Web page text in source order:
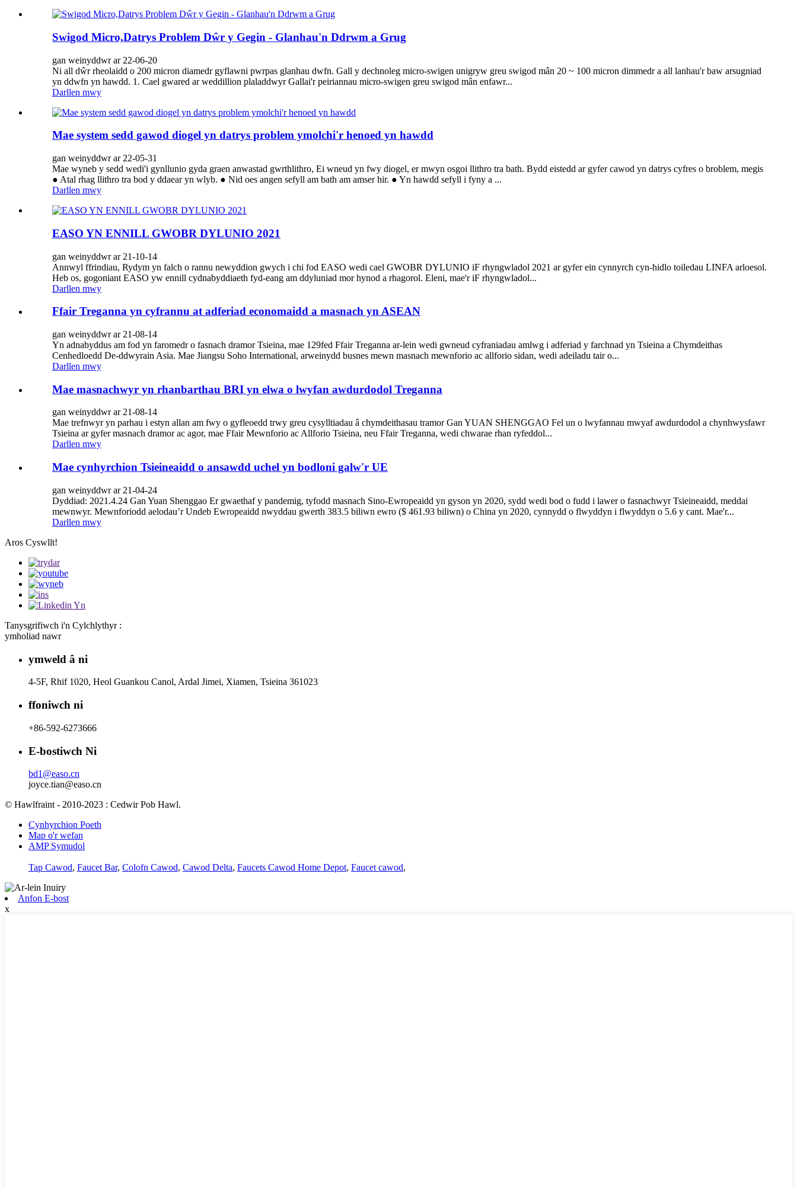
Swigod Micro,Datrys Problem Dŵr y Gegin - Glanhau'n Ddrwm a Grug
gan weinyddwr ar 22-06-20
Ni all dŵr rheolaidd o 200 micron diamedr gyflawni pwrpas glanhau dwfn. Gall y dechnoleg micro-swigen unigryw greu swigod mân 20 ~ 100 micron dimmedr a all lanhau'r baw arsugniad
yn ddwfn yn hawdd. 1. Cael gwared ar weddillion plaladdwyr Gallai'r peiriannau micro-swigen greu swigod mân enfawr...
Darllen mwy
Mae system sedd gawod diogel yn datrys problem ymolchi'r henoed yn hawdd
gan weinyddwr ar 22-05-31
Mae wyneb y sedd wedi'i gynllunio gyda graen anwastad gwrthlithro, Ei wneud yn fwy diogel, er mwyn osgoi llithro tra bath. Bydd eistedd ar gyfer cawod yn datrys cyfres o broblem, megis
● Atal rhag llithro tra bod y ddaear yn wlyb. ● Nid oes angen sefyll am bath am amser hir. ● Yn hawdd sefyll i fyny a ...
Darllen mwy
EASO YN ENNILL GWOBR DYLUNIO 2021
gan weinyddwr ar 21-10-14
Annwyl ffrindiau, Rydym yn falch o rannu newyddion gwych i chi fod EASO wedi cael GWOBR DYLUNIO iF rhyngwladol 2021 ar gyfer ein cynnyrch cyn-hidlo toiledau LINFA arloesol.
Heb os, gogoniant EASO yw ennill cydnabyddiaeth fyd-eang am ddyluniad mor hynod a rhagorol. Eleni, mae'r iF rhyngwladol...
Darllen mwy
Ffair Treganna yn cyfrannu at adferiad economaidd a masnach yn ASEAN
gan weinyddwr ar 21-08-14
Yn adnabyddus am fod yn faromedr o fasnach dramor Tsieina, mae 129fed Ffair Treganna ar-lein wedi gwneud cyfraniadau amlwg i adferiad y farchnad yn Tsieina a Chymdeithas
Cenhedloedd De-ddwyrain Asia. Mae Jiangsu Soho International, arweinydd busnes mewn masnach mewnforio ac allforio sidan, wedi adeiladu tair o...
Darllen mwy
Mae masnachwyr yn rhanbarthau BRI yn elwa o lwyfan awdurdodol Treganna
gan weinyddwr ar 21-08-14
Mae trefnwyr yn parhau i estyn allan am fwy o gyfleoedd trwy greu cysylltiadau â chymdeithasau tramor Gan YUAN SHENGGAO Fel un o lwyfannau mwyaf awdurdodol a chynhwysfawr
Tsieina ar gyfer masnach dramor ac agor, mae Ffair Mewnforio ac Allforio Tsieina, neu Ffair Treganna, wedi chwarae rhan ryfeddol...
Darllen mwy
Mae cynhyrchion Tsieineaidd o ansawdd uchel yn bodloni galw'r UE
gan weinyddwr ar 21-04-24
Dyddiad: 2021.4.24 Gan Yuan Shenggao Er gwaethaf y pandemig, tyfodd masnach Sino-Ewropeaidd yn gyson yn 2020, sydd wedi bod o fudd i lawer o fasnachwyr Tsieineaidd, meddai
mewnwyr. Mewnforiodd aelodau’r Undeb Ewropeaidd nwyddau gwerth 383.5 biliwn ewro ($ 461.93 biliwn) o China yn 2020, cynnydd o flwyddyn i flwyddyn o 5.6 y cant. Mae'r...
Darllen mwy
Aros Cyswllt!
Tanysgrifiwch i'n Cylchlythyr :
ymholiad nawr
ymweld â ni
4-5F, Rhif 1020, Heol Guankou Canol, Ardal Jimei, Xiamen, Tsieina 361023
ffoniwch ni
+86-592-6273666
E-bostiwch Ni
bd1@easo.cn
joyce.tian@easo.cn
© Hawlfraint - 2010-2023 : Cedwir Pob Hawl.
Cynhyrchion Poeth
Map o'r wefan
AMP Symudol
Tap Cawod, Faucet Bar, Colofn Cawod, Cawod Delta, Faucets Cawod Home Depot, Faucet cawod,
Anfon E-bost
x